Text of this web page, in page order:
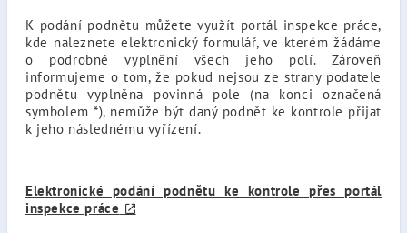
K podání podnětu můžete využít portál inspekce práce,
kde naleznete elektronický formulář, ve kterém žádáme
o podrobné vyplnění všech jeho polí. Zároveň
informujeme o tom, že pokud nejsou ze strany podatele
podnětu vyplněna povinná pole (na konci označená
symbolem *), nemůže být daný podnět ke kontrole přijat
k jeho následnému vyřízení.
Elektronické podání podnětu ke kontrole přes portál
inspekce práce